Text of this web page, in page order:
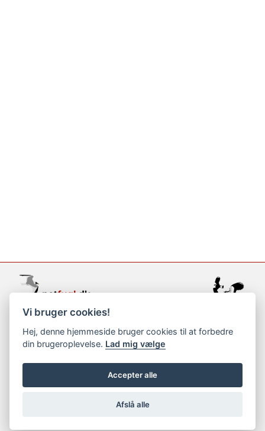
support@netfugl.dk
copyright © 2002-2023
Vi bruger cookies!
Hej, denne hjemmeside bruger cookies til at forbedre
din brugeroplevelse. Lad mig vælge
Accepter alle
Afslå alle